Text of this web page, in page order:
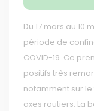
Du 17 mars au 10
période de
COVID-19. Ce
positifs très
notamment sur
axes routiers. La